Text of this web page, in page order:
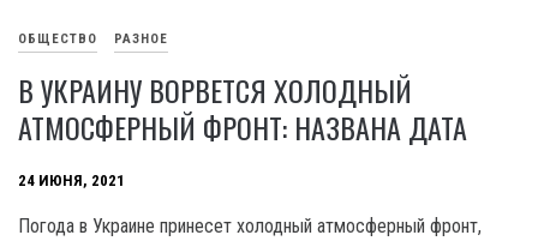
ОБЩЕСТВО РАЗНОЕ
В УКРАИНУ ВОРВЕТСЯ ХОЛОДНЫЙ
АТМОСФЕРНЫЙ ФРОНТ: НАЗВАНА ДАТА
24 ИЮНЯ, 2021
Погода в Украине принесет холодный атмосферный фронт,